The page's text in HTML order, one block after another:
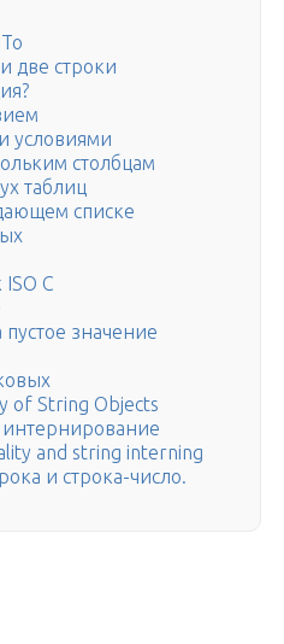
две строки
условиями
столбцам
таблиц
списке
C
значение
of String Objects
интернирование
and string interning
и строка-число.